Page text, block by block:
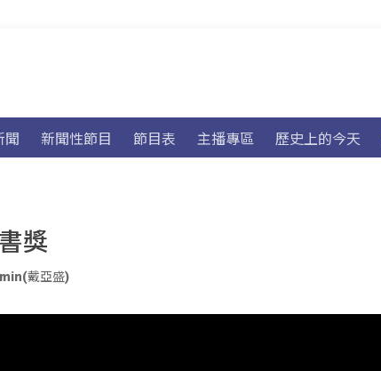
聞 新聞性節目 節目表 主播專區 歷史上的今天
獎
戴亞盛)